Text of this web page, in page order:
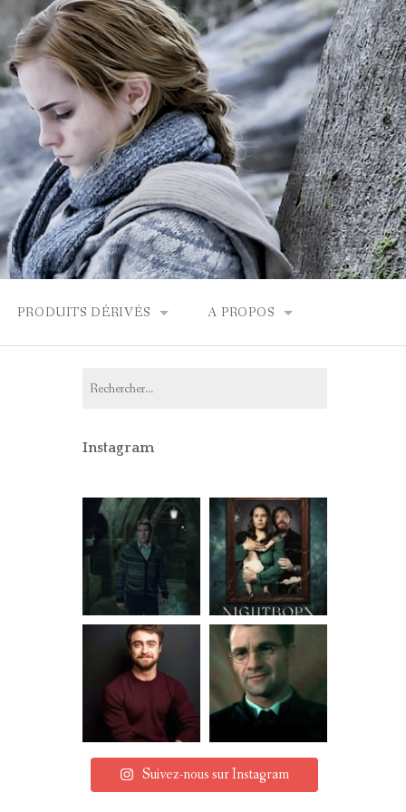
PRODUITS DÉRIVÉS
CONCOURS
A PROPOS
Instagram
Suivez-nous sur Instagram